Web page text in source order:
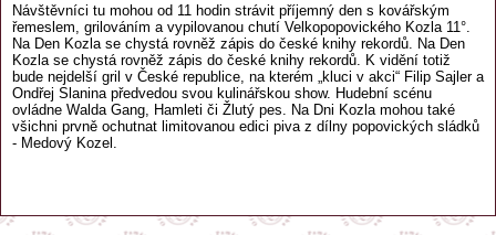
Návštěvníci tu mohou od 11 hodin strávit příjemný den s kovářským
řemeslem, grilováním a vypilovanou chutí Velkopopovického Kozla 11°.
Na Den Kozla se chystá rovněž zápis do české knihy rekordů. Na Den
Kozla se chystá rovněž zápis do české knihy rekordů. K vidění totiž
bude nejdelší gril v České republice, na kterém „kluci v akci“ Filip Sajler a
Ondřej Slanina předvedou svou kulinářskou show. Hudební scénu
ovládne Walda Gang, Hamleti či Žlutý pes. Na Dni Kozla mohou také
všichni prvně ochutnat limitovanou edici piva z dílny popovických sládků
- Medový Kozel.